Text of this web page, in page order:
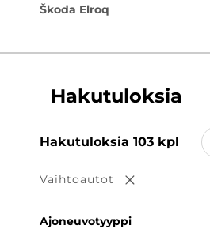
Škoda Elroq
Hakutuloksia
Hakutuloksia 103 kpl
Vaihtoautot Poista valinta
Ajoneuvotyyppi